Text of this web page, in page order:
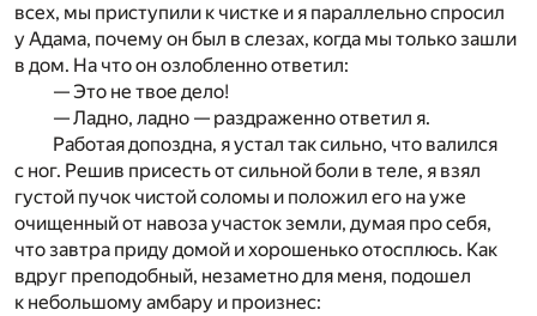
всех, мы приступили к чистке и я параллельно спросил
у Адама, почему он был в слезах, когда мы только зашли
в дом. На что он озлобленно ответил:
— Это не твое дело!
— Ладно, ладно — раздраженно ответил я.
Работая допоздна, я устал так сильно, что валился
с ног. Решив присесть от сильной боли в теле, я взял
густой пучок чистой соломы и положил его на уже
очищенный от навоза участок земли, думая про себя,
что завтра приду домой и хорошенько отосплюсь. Как
вдруг преподобный, незаметно для меня, подошел
к небольшому амбару и произнес: